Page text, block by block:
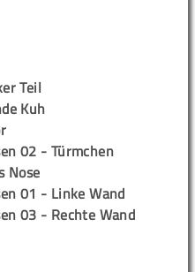
Teil
Kuh
02 - Türmchen
Nose
01 - Linke Wand
03 - Rechte Wand